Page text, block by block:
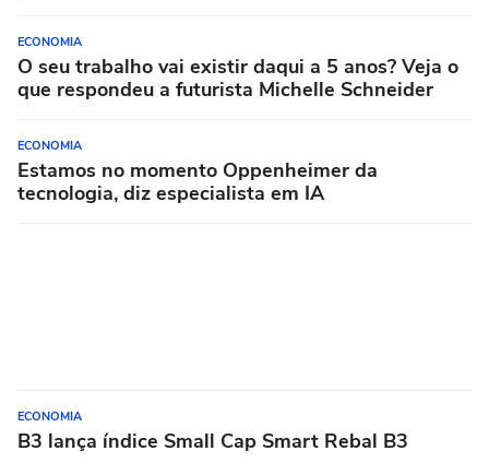
ECONOMIA
O seu trabalho vai existir daqui a 5 anos? Veja o
que respondeu a futurista Michelle Schneider
ECONOMIA
Estamos no momento Oppenheimer da
tecnologia, diz especialista em IA
ECONOMIA
B3 lança índice Small Cap Smart Rebal B3